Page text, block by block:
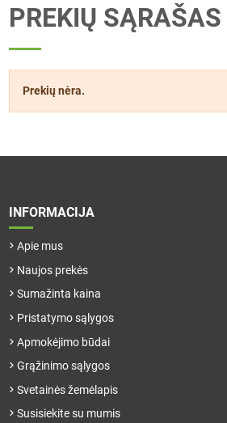
PREKIŲ
Prekių nėra.
INFORMACIJA
Apie mus
Naujos prekės
Sumažinta kaina
Pristatymo sąlygos
Apmokėjimo būdai
Grąžinimo sąlygos
Svetainės žemėlapis
Susisiekite su mumis